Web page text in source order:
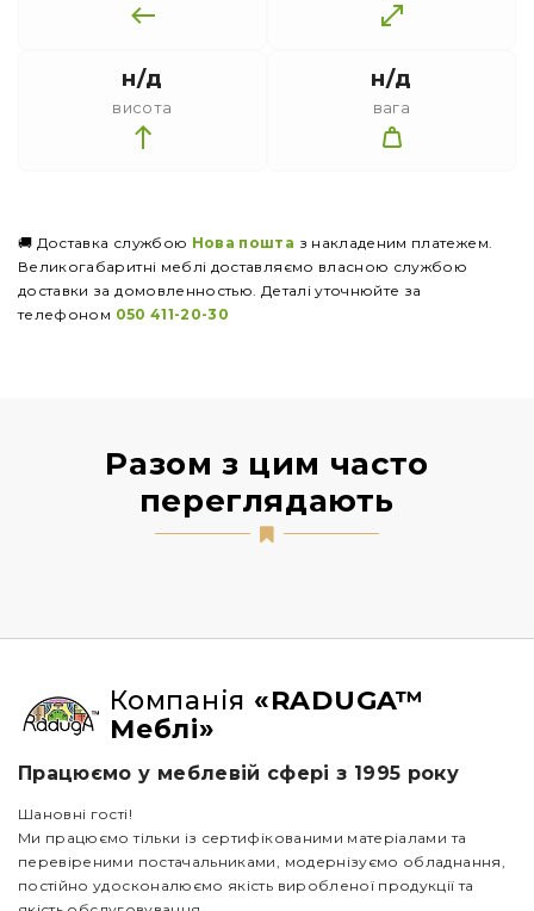
н/д
висота
н/д
вага
🚚 Доставка службою Нова пошта з накладеним платежем.
Великогабаритні меблі доставляємо власною службою
доставки за домовленностью. Деталі уточнюйте за
телефоном 050 411-20-30
Разом з цим часто
переглядають
Компанія «RADUGA™
Меблі»
Працюємо у меблевій сфері з 1995 року
Шановні гості!
Ми працюємо тільки із сертифікованими матеріалами та
перевіреними постачальниками, модернізуємо обладнання,
постійно удосконалюємо якість виробленої продукції та